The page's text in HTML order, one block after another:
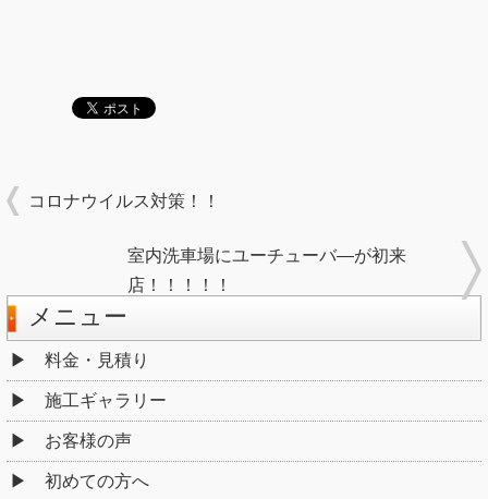
コロナウイルス対策！！
室内洗車場にユーチューバ―が初来
店！！！！！
メニュー
料金・見積り
施工ギャラリー
お客様の声
初めての方へ